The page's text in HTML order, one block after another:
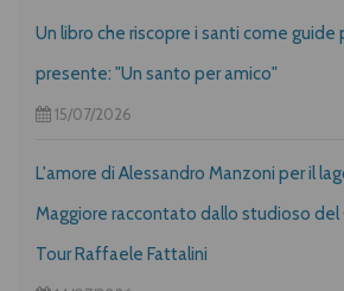
Un libro che riscopre i santi come guide
presente: "Un santo per amico"
15/07/2026
L'amore di Alessandro Manzoni per il
Maggiore raccontato dallo studioso del
Tour Raffaele Fattalini